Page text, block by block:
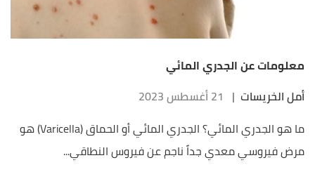
معلومات عن الجدري المائي
أمل الخريسات | 21 أغسطس 2023
ما هو الجدري المائي؟ الجدري المائي أو الحماق (Varicella) هو
مرض فيروسي معدي جداً ناجم عن فيروس النطاقي...